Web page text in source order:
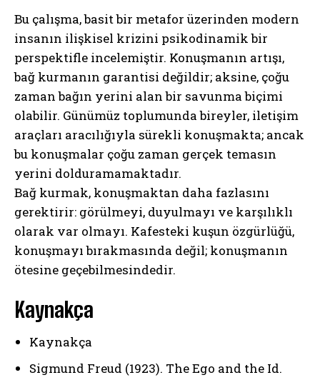
Bu çalışma, basit bir metafor üzerinden modern
insanın ilişkisel krizini psikodinamik bir
perspektifle incelemiştir. Konuşmanın artışı,
bağ kurmanın garantisi değildir; aksine, çoğu
zaman bağın yerini alan bir savunma biçimi
olabilir. Günümüz toplumunda bireyler, iletişim
araçları aracılığıyla sürekli konuşmakta; ancak
bu konuşmalar çoğu zaman gerçek temasın
yerini dolduramamaktadır.
Bağ kurmak, konuşmaktan daha fazlasını
gerektirir: görülmeyi, duyulmayı ve karşılıklı
olarak var olmayı. Kafesteki kuşun özgürlüğü,
konuşmayı bırakmasında değil; konuşmanın
ötesine geçebilmesindedir.
Kaynakça
Kaynakça
Sigmund Freud (1923). The Ego and the Id.